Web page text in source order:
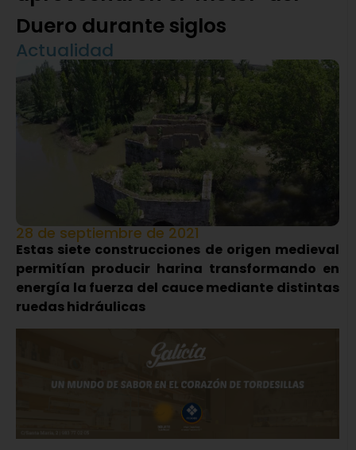
Duero durante siglos
Actualidad
28 de septiembre de 2021
Estas siete construcciones de origen medieval
permitían producir harina transformando en
energía la fuerza del cauce mediante distintas
ruedas hidráulicas